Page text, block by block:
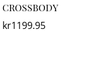
CROSSBODY
kr1199.95